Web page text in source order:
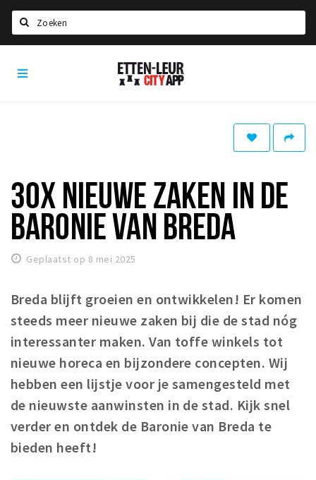
Home
Eten
Drinken
Slapen
Winkels
Winkelgebieden
Parkeren
Bezienswaardigheden
Uitjes & activiteiten
Etten-
Leur
30X NIEUWE ZAKEN IN DE
BARONIE VAN BREDA
Geplaatst op 8 mei 2025
Breda blijft groeien en ontwikkelen! Er komen
steeds meer nieuwe zaken bij die de stad nóg
interessanter maken. Van toffe winkels tot
nieuwe horeca en bijzondere concepten. Wij
hebben een lijstje voor je samengesteld met
de nieuwste aanwinsten in de stad. Kijk snel
verder en ontdek de Baronie van Breda te
bieden heeft!